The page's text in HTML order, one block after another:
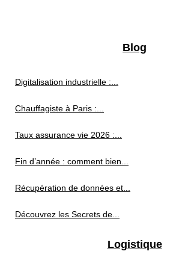
Blog
Digitalisation industrielle :...
Chauffagiste à Paris :...
Taux assurance vie 2026 :...
Fin d’année : comment bien...
Récupération de données et...
Découvrez les Secrets de...
Logistique